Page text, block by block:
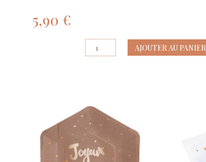
5,90 €
quantité
de
Sauge
Or
AJOUTER AU PANIER